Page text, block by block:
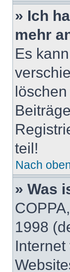
» Ich
mehr
Es
teil!
Nach
» Was
1998